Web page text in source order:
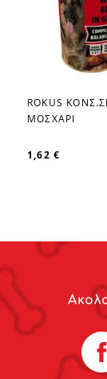
favorite_border
ROKUS
ΜΟΣΧΑΡΙ
1,62 €